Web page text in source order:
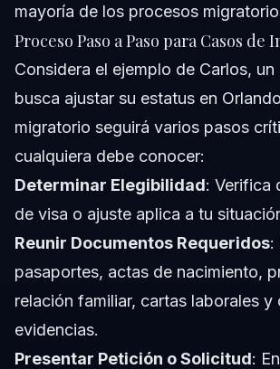
mayoría de los procesos
Proceso Paso a Paso para Casos de
Considera el ejemplo de Carlos,
busca ajustar su estatus en
migratorio seguirá varios pasos
cualquiera debe conocer:
Determinar Elegibilidad: Verifica
de visa o ajuste aplica a tu
Reunir Documentos Requeridos:
pasaportes, actas de nacimiento,
relación familiar, cartas laborales y
evidencias.
Presentar Petición o Solicitud: